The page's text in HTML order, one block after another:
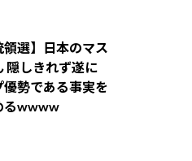
領選】日本のマス
隠しきれず遂に
優勢である事実を
るwwww